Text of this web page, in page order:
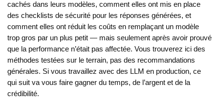
cachés dans leurs modèles, comment elles ont mis en place
des checklists de sécurité pour les réponses générées, et
comment elles ont réduit les coûts en remplaçant un modèle
trop gros par un plus petit — mais seulement après avoir prouvé
que la performance n’était pas affectée. Vous trouverez ici des
méthodes testées sur le terrain, pas des recommandations
générales. Si vous travaillez avec des LLM en production, ce
qui suit va vous faire gagner du temps, de l’argent et de la
crédibilité.